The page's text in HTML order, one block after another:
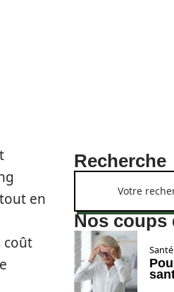
en
coût
Recherche
Nos coups
Santé